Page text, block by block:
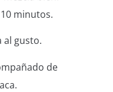
minutos.
al gusto.
de